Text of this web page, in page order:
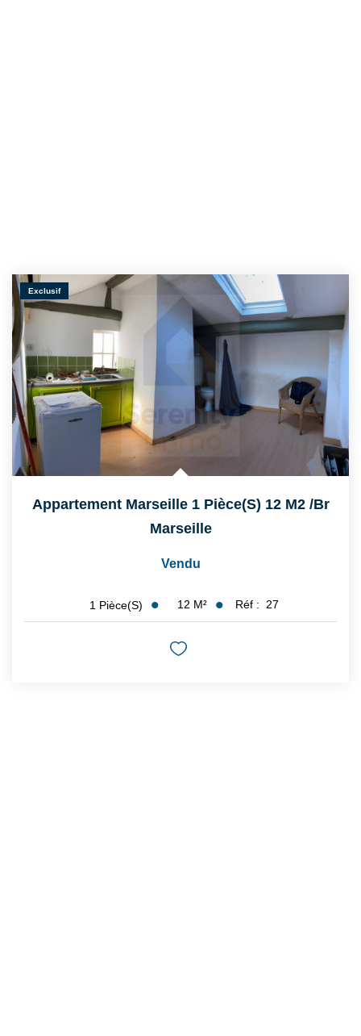
Exclusif
Appartement Marseille 1 Pièce(s) 12 M2 /br
Marseille
Vendu
1 Pièce(s) 12 M² Réf : 27